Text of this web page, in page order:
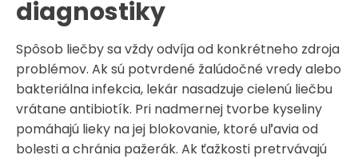
diagnostiky
Spôsob liečby sa vždy odvíja od konkrétneho zdroja
problémov. Ak sú potvrdené žalúdočné vredy alebo
bakteriálna infekcia, lekár nasadzuje cielenú liečbu
vrátane antibiotík. Pri nadmernej tvorbe kyseliny
pomáhajú lieky na jej blokovanie, ktoré uľavia od
bolesti a chránia pažerák. Ak ťažkosti pretrvávajú